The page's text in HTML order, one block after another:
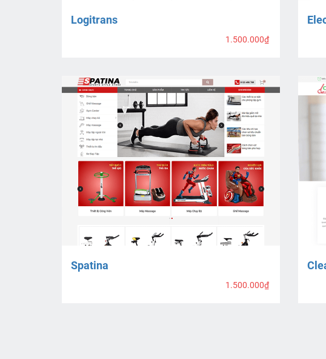
Logitrans
1.500.000₫
Spatina
1.500.000₫